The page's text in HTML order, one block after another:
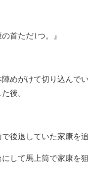
首ただ1つ。』
めがけて切り込んで
後。
後退していた家康を追
して馬上筒で家康を狙